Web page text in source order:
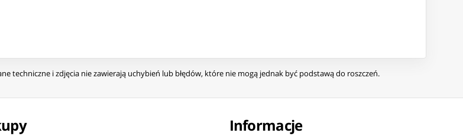
techniczne i zdjęcia nie zawierają uchybień lub błędów, które nie mogą jednak być podstawą do roszczeń.
Informacje